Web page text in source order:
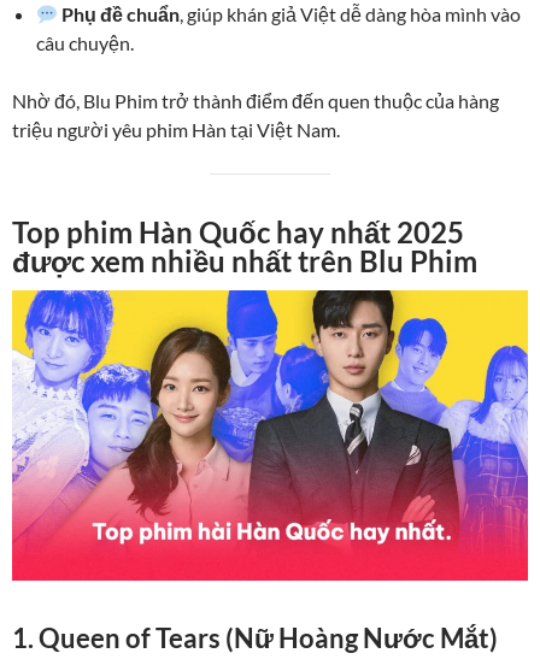
Phụ đề chuẩn, giúp khán giả Việt dễ dàng hòa mình vào
câu chuyện.
Nhờ đó, Blu Phim trở thành điểm đến quen thuộc của hàng
triệu người yêu phim Hàn tại Việt Nam.
Top phim Hàn Quốc hay nhất 2025
được xem nhiều nhất trên Blu Phim
1. Queen of Tears (Nữ Hoàng Nước Mắt)